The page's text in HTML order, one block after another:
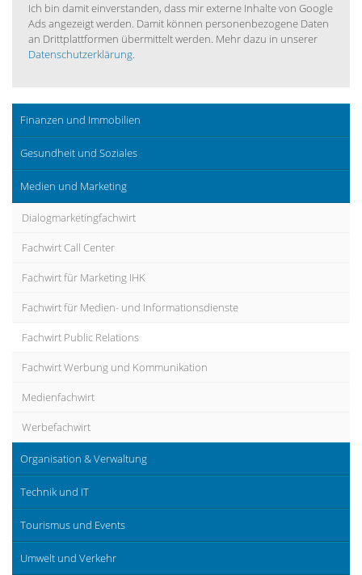
Ich bin damit einverstanden, dass mir externe Inhalte von Google
Ads angezeigt werden. Damit können personenbezogene Daten
an Drittplattformen übermittelt werden. Mehr dazu in unserer
Datenschutzerklärung.
Finanzen und Immobilien
Gesundheit und Soziales
Medien und Marketing
Dialogmarketingfachwirt
Fachwirt Call Center
Fachwirt für Marketing IHK
Fachwirt für Medien- und Informationsdienste
Fachwirt Public Relations
Fachwirt Werbung und Kommunikation
Medienfachwirt
Werbefachwirt
Organisation & Verwaltung
Technik und IT
Tourismus und Events
Umwelt und Verkehr